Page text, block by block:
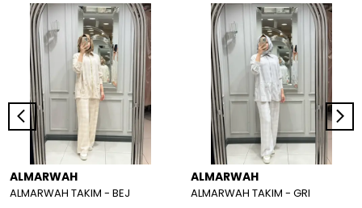
ALMARWAH
ALMARWAH TAKIM - BEJ
ALMARWAH
ALMARWAH TAKIM - GRI